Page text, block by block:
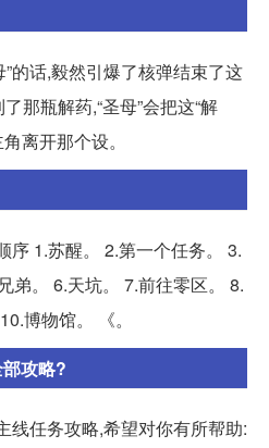
的话,毅然引爆了核弹结束了这
那瓶解药,“圣母”会把这“解
离开那个设。
序 1.苏醒。 2.第一个任务。 3.
弟。 6.天坑。 7.前往零区。 8.
博物馆。 《。
攻略?
线任务攻略,希望对你有所帮助: